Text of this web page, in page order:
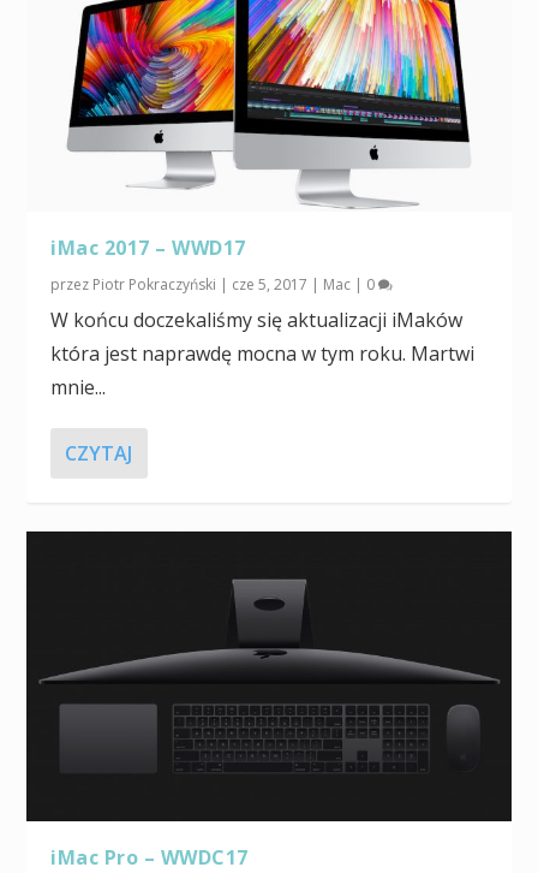
iMac 2017 – WWD17
przez Piotr Pokraczyński | cze 5, 2017 | Mac | 0
W końcu doczekaliśmy się aktualizacji iMaków
która jest naprawdę mocna w tym roku. Martwi
mnie...
CZYTAJ
iMac Pro – WWDC17